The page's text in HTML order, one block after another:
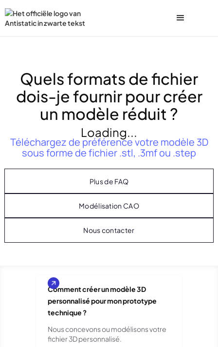
Quels formats de fichier
dois-je fournir pour créer
un modèle réduit ?
Loading...
Téléchargez de préférence votre modèle 3D
sous forme de fichier .stl, .3mf ou .step
Plus de FAQ
Modélisation CAO
Nous contacter
Comment créer un modèle 3D
personnalisé pour mon prototype
technique ?
Nous concevons ou modélisons votre
fichier 3D personnalisé.